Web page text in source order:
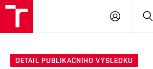
PŘIHLÁSIT
DETAIL PUBLIKAČNÍHO VÝSLEDKU